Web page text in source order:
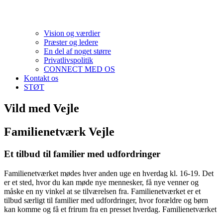
Vision og værdier
Præster og ledere
En del af noget større
Privatlivspolitik
CONNECT MED OS
Kontakt os
STØT
Vild med Vejle
Familienetværk Vejle
Et tilbud til familier med udfordringer
Familienetværket mødes hver anden uge en hverdag kl. 16-19. Det
er et sted, hvor du kan møde nye mennesker, få nye venner og
måske en ny vinkel at se tilværelsen fra. Familienetværket er et
tilbud særligt til familier med udfordringer, hvor forældre og børn
kan komme og få et frirum fra en presset hverdag. Familienetværket